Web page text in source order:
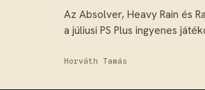
Az Absolver, Heavy Rain és
a júliusi PS Plus ingyenes
Horváth Tamás